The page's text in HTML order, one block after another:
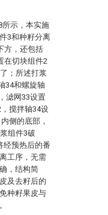
所示，本实施
3和种籽分离
方，还包括
在切块组件2
；所述打浆
34和螺旋轴
滤网33设置
搅拌轴34设
侧的底部，
组件3破
经预热后的番
工序，无需
，结构简
及去籽后的
种籽果皮与